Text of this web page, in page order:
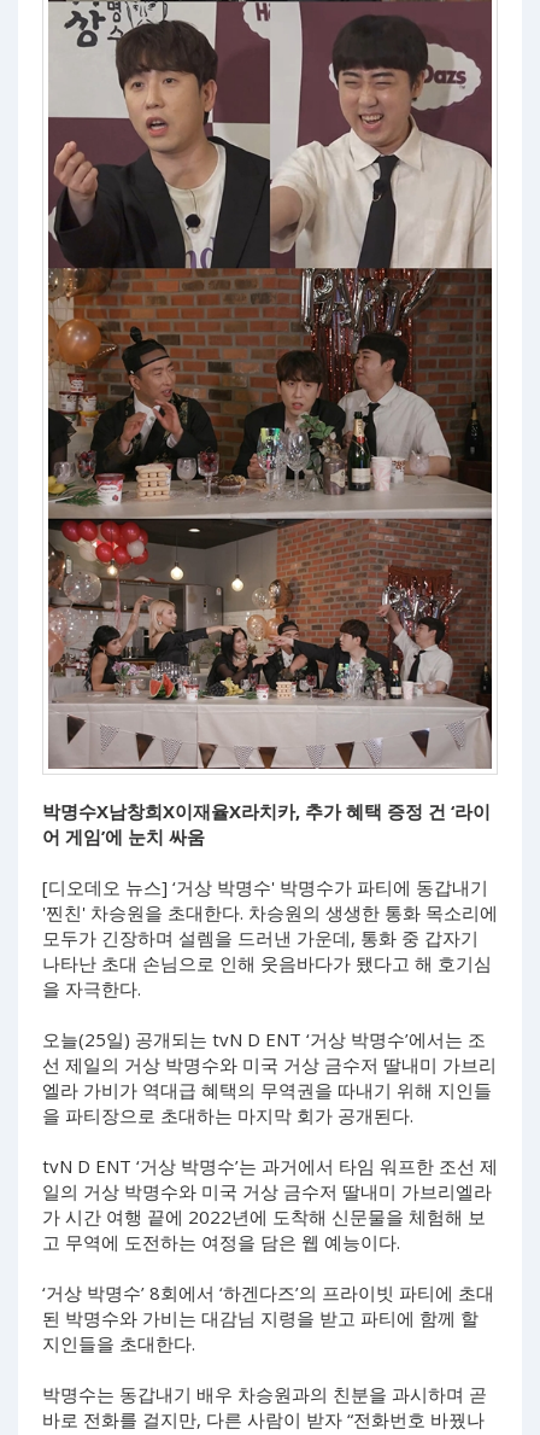
박명수X남창희X이재율X라치카, 추가 혜택 증정 건 ‘라이
어 게임’에 눈치 싸움
[디오데오 뉴스] ‘거상 박명수' 박명수가 파티에 동갑내기
'찐친' 차승원을 초대한다. 차승원의 생생한 통화 목소리에
모두가 긴장하며 설렘을 드러낸 가운데, 통화 중 갑자기
나타난 초대 손님으로 인해 웃음바다가 됐다고 해 호기심
을 자극한다.
오늘(25일) 공개되는 tvN D ENT ‘거상 박명수’에서는 조
선 제일의 거상 박명수와 미국 거상 금수저 딸내미 가브리
엘라 가비가 역대급 혜택의 무역권을 따내기 위해 지인들
을 파티장으로 초대하는 마지막 회가 공개된다.
tvN D ENT ‘거상 박명수’는 과거에서 타임 워프한 조선 제
일의 거상 박명수와 미국 거상 금수저 딸내미 가브리엘라
가 시간 여행 끝에 2022년에 도착해 신문물을 체험해 보
고 무역에 도전하는 여정을 담은 웹 예능이다.
‘거상 박명수’ 8회에서 ‘하겐다즈’의 프라이빗 파티에 초대
된 박명수와 가비는 대감님 지령을 받고 파티에 함께 할
지인들을 초대한다.
박명수는 동갑내기 배우 차승원과의 친분을 과시하며 곧
바로 전화를 걸지만, 다른 사람이 받자 “전화번호 바꿨나